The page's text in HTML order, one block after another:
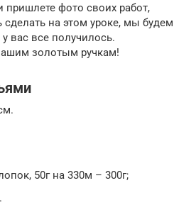
пришлете фото своих работ,
на этом уроке, мы будем
вас все получилось.
золотым ручкам!
50г на 330м – 300г;